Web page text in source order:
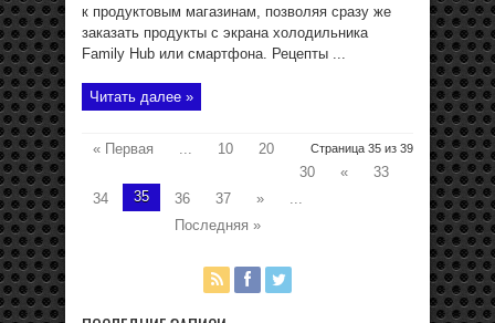
к продуктовым магазинам, позволяя сразу же
заказать продукты с экрана холодильника
Family Hub или смартфона. Рецепты ...
Читать далее »
Страница 35 из 39
« Первая ... 10
20
30
«
33
34
35 36 37 »
...
Последняя »